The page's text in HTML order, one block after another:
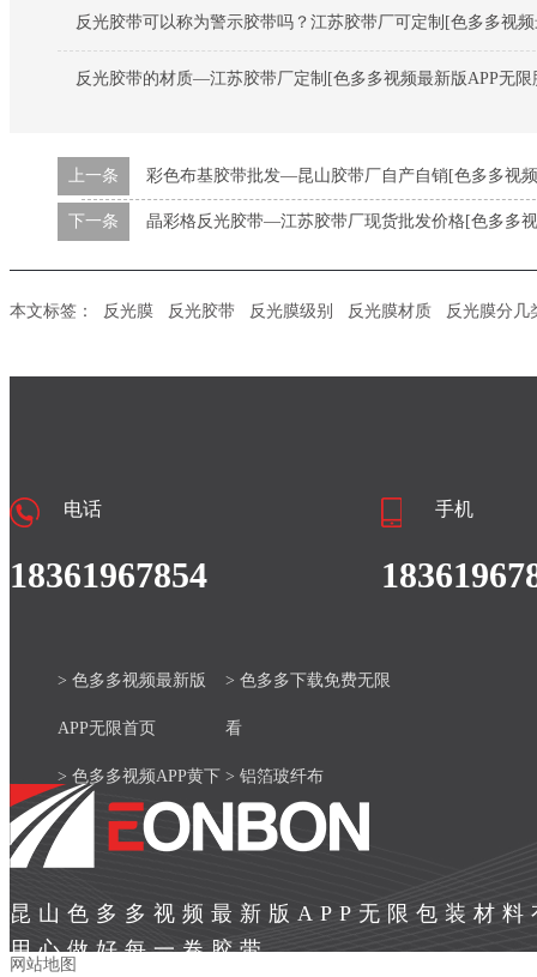
反光胶带可以称为警示胶带吗？江苏胶带厂可定制[色多多视
反光胶带的材质—江苏胶带厂定制[色多多视频最新版APP无限
上一条 彩色布基胶带批发—昆山胶带厂自产自销[色多多视
下一条 晶彩格反光胶带—江苏胶带厂现货批发价格[色多多
本文标签： 反光膜 反光胶带 反光膜级别 反光膜材质 反光膜分几
电话
18361967854
手机
> 色多多视频最新版
APP无限首页
> 色多多下载免费无限
看
> 色多多视频APP黄下
载安装官网
> 铝箔玻纤布
> 产品中心
> 色多多视频最新版
APP无限案例 > 关于色多多视频最新
昆山色多多视频最新版APP无限包装材
用心做好每一卷胶带
网站地图